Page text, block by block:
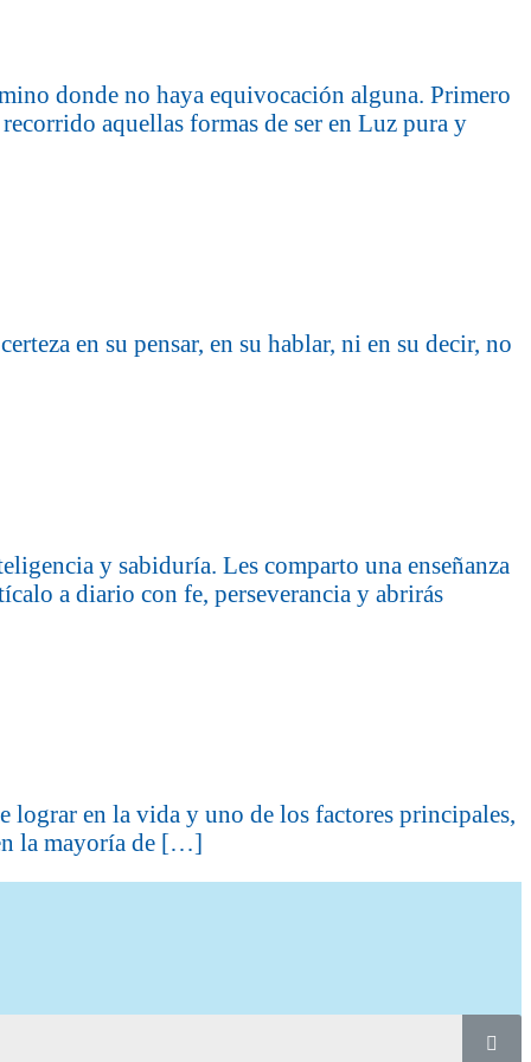
donde no haya equivocación alguna. Primero
aquellas formas de ser en Luz pura y
en su pensar, en su hablar, ni en su decir, no
y sabiduría. Les comparto una enseñanza
a diario con fe, perseverancia y abrirás
lograr en la vida y uno de los factores principales,
la mayoría de […]